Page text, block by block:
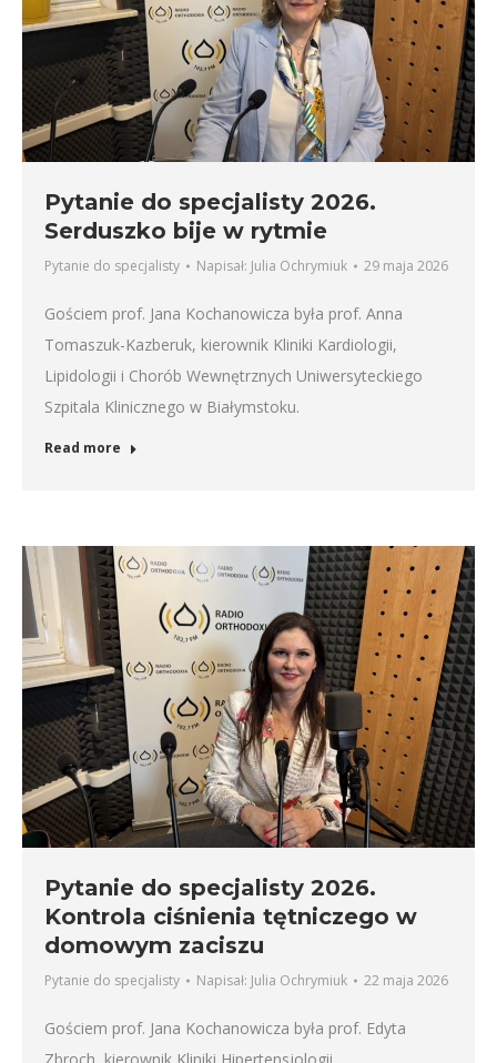
Pytanie do specjalisty 2026.
Serduszko bije w rytmie
Pytanie do specjalisty Napisał: Julia Ochrymiuk 29 maja 2026
Gościem prof. Jana Kochanowicza była prof. Anna
Tomaszuk-Kazberuk, kierownik Kliniki Kardiologii,
Lipidologii i Chorób Wewnętrznych Uniwersyteckiego
Szpitala Klinicznego w Białymstoku.
Read more
Pytanie do specjalisty 2026.
Kontrola ciśnienia tętniczego w
domowym zaciszu
Pytanie do specjalisty Napisał: Julia Ochrymiuk 22 maja 2026
Gościem prof. Jana Kochanowicza była prof. Edyta